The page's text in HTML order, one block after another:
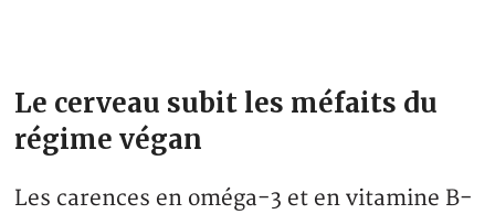
Le cerveau subit les méfaits du
régime végan
Les carences en oméga-3 et en vitamine B-